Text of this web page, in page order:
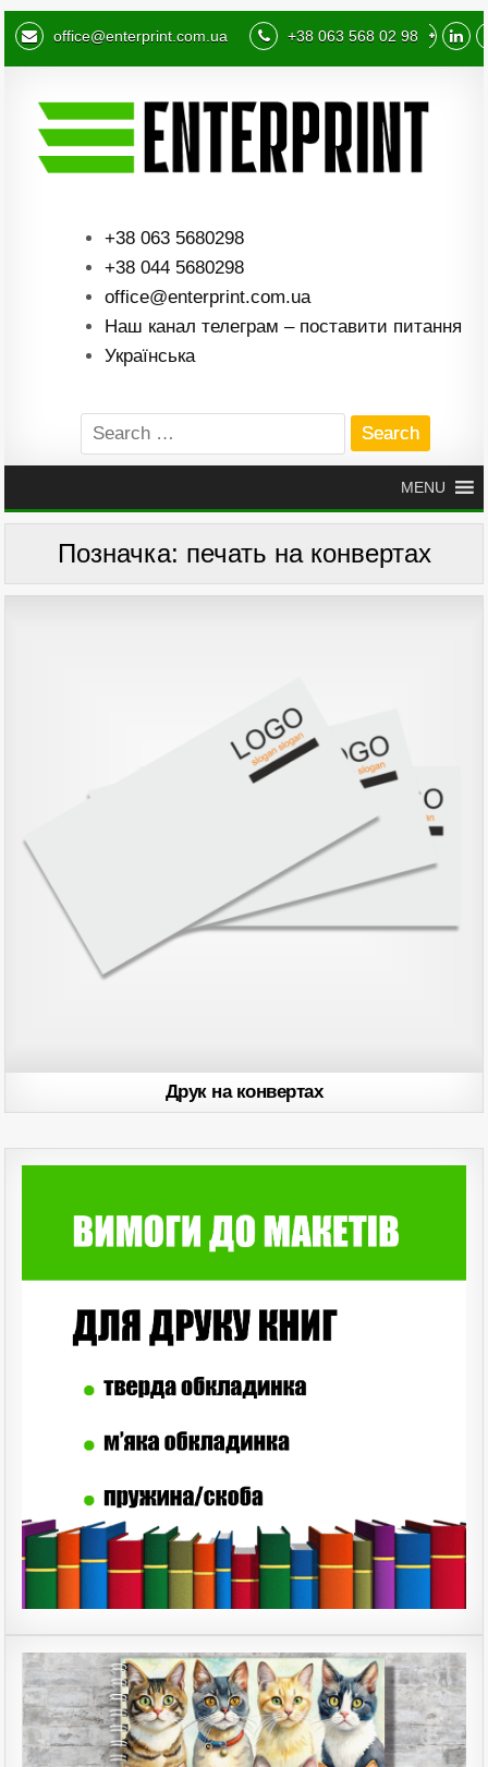
office@enterprint.com.ua +38 063 568 02 98
+38 063 5680298
+38 044 5680298
office@enterprint.com.ua
Наш канал телеграм – поставити питання
Українська
Search
for:
MENU
Позначка: печать на конвертах
Друк на конвертах